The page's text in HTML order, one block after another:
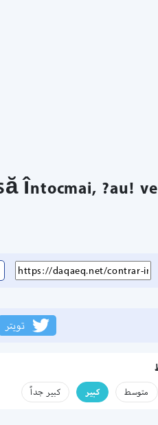
întocmai, ?au!
تويتر
متوسط كبير كبير جداً